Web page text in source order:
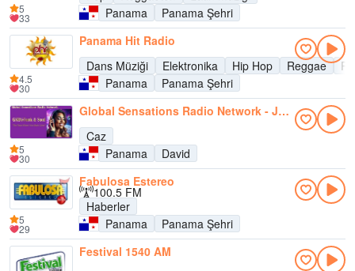
Panama
Panama Şehri
5
33
Panama Hit Radio
Dans Müziği
Elektronika Hip Hop Reggae
Panama
Panama Şehri
4.5
30
Global Sensations Radio Network - Jazz
Caz
Panama
David
5
30
Fabulosa Estereo
100.5 FM
Haberler
Panama
Panama Şehri
5
29
Festival 1540 AM